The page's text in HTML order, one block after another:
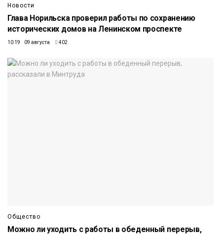
Новости
Глава Норильска проверил работы по сохранению
исторических домов на Ленинском проспекте
10:19 09 августа 402
Общество
Можно ли уходить с работы в обеденный перерыв,